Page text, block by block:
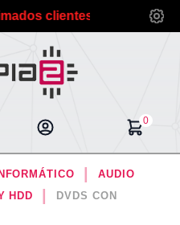
clientes, debido a las
0
AUDIO
HDD
DVDS CON